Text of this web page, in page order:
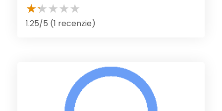
1.25/5 (1 recenzie)